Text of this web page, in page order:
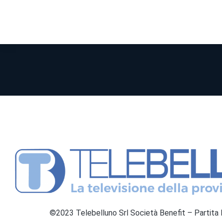
©2023 Telebelluno Srl Società Benefit – Partita